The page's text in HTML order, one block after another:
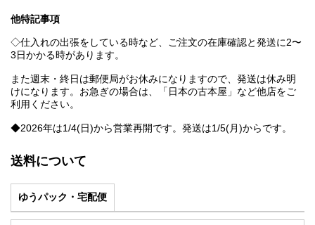
他特記事項
◇仕入れの出張をしている時など、ご注文の在庫確認と発送に2〜
3日かかる時があります。
また週末・終日は郵便局がお休みになりますので、発送は休み明
けになります。お急ぎの場合は、「日本の古本屋」など他店をご
利用ください。
◆2026年は1/4(日)から営業再開です。発送は1/5(月)からです。
送料について
ゆうパック・宅配便